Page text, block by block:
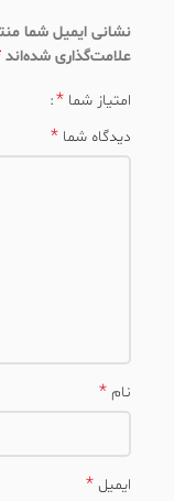
نشانی ایمیل شما
علامت‌گذاری شده‌اند
امتیاز شما*
دیدگاه شما*
نام*
ایمیل*